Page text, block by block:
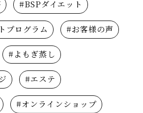
#BSPダイエット
プログラム #お客様の声
#よもぎ蒸し
#エステ
#オンラインショップ